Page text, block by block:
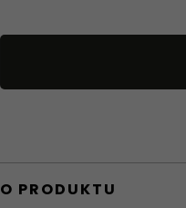
O PRODUKTU